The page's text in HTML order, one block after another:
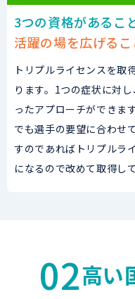
3つの資格があるこ
活躍の場を広げるこ
トリプルライセンスを取
ります。1つの症状に対
ったアプローチができま
でも選手の要望に合わせ
すのであればトリプルラ
になるので改めて取得し
02高い